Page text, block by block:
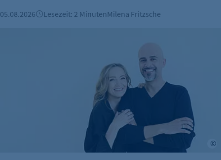
05.08.2026 Lesezeit: 2 MinutenMilena Fritzsche